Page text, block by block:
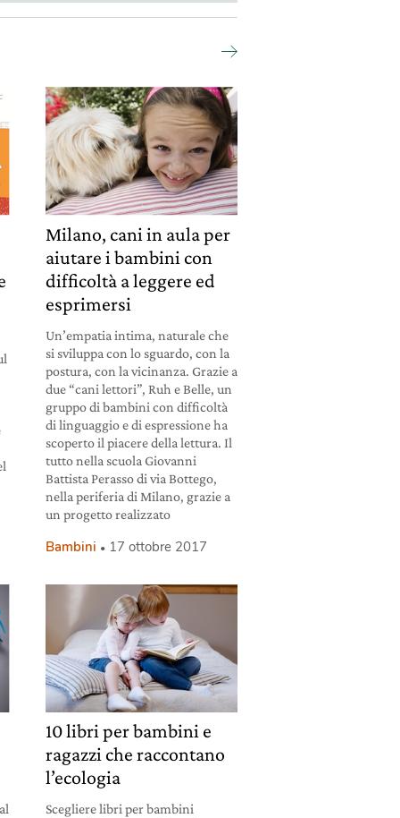
Milano, cani in aula per
aiutare i bambini con
difficoltà a leggere ed
esprimersi
Un’empatia intima, naturale che
si sviluppa con lo sguardo, con la
postura, con la vicinanza. Grazie a
due “cani lettori”, Ruh e Belle, un
gruppo di bambini con difficoltà
di linguaggio e di espressione ha
scoperto il piacere della lettura. Il
tutto nella scuola Giovanni
Battista Perasso di via Bottego,
nella periferia di Milano, grazie a
un progetto realizzato
Bambini 17 ottobre 2017
10 libri per bambini e
ragazzi che raccontano
l’ecologia
Scegliere libri per bambini